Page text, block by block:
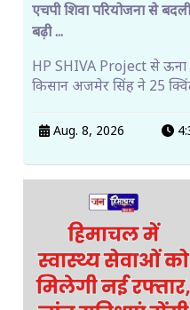
एचपी शिवा परियोजना से
बढ़ी ...
HP SHIVA Project से ऊना
किसान अजमेर सिंह ने 25
Aug. 8, 2026